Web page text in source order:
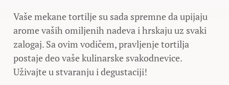
Vaše mekane tortilje su sada spremne da upijaju
arome vaših omiljenih nadeva i hrskaju uz svaki
zalogaj. Sa ovim vodičem, pravljenje tortilja
postaje deo vaše kulinarske svakodnevice.
Uživajte u stvaranju i degustaciji!